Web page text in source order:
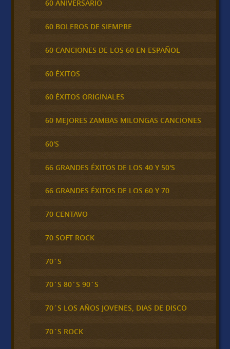
60 ANIVERSARIO
60 BOLEROS DE SIEMPRE
60 CANCIONES DE LOS 60 EN ESPAÑOL
60 ÉXITOS
60 ÉXITOS ORIGINALES
60 MEJORES ZAMBAS MILONGAS CANCIONES
60'S
66 GRANDES ÉXITOS DE LOS 40 Y 50'S
66 GRANDES ÉXITOS DE LOS 60 Y 70
70 CENTAVO
70 SOFT ROCK
70´S
70´S 80´S 90´S
70´S LOS AÑOS JOVENES, DIAS DE DISCO
70´S ROCK